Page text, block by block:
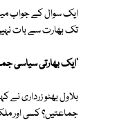
ایک سوال کے جواب
تک بھارت سے بات
'ایک بھارتی سیاسی
بلاول بھٹو زرداری
جماعتیں؟ کسی اور